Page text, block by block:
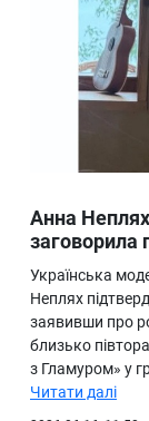
Анна
заговорила
Українська
Неплях
заявивши про
близько
з Гламуром» у
Читати далі